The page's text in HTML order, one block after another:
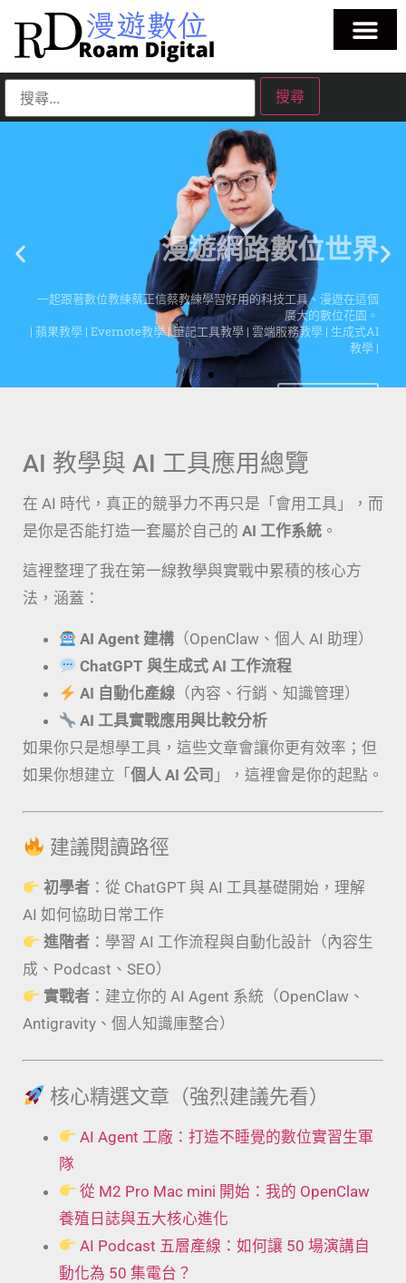
漫遊網路數位世界
一起跟著數位教練蔡正信蔡教練學習好用的科技工具、漫遊在這個
廣大的數位花園。
| 蘋果教學 | Evernote教學 | 筆記工具教學 | 雲端服務教學 | 生成式AI
點擊這裡
AI 教學與 AI 工具應用總覽
在 AI 時代，真正的競爭力不再只是「會用工具」，而
是你是否能打造一套屬於自己的 AI 工作系統 。
這裡整理了我在第一線教學與實戰中累積的核心方
法，涵蓋：
AI Agent 建構 （OpenClaw、個人 AI 助理）
ChatGPT 與生成式 AI 工作流程
AI 自動化產線 （內容、行銷、知識管理）
AI 工具實戰應用與比較分析
如果你只是想學工具，這些文章會讓你更有效率；但
如果你想建立「 個人 AI 公司 」，這裡會是你的起點。
建議閱讀路徑
初學者 ：從 ChatGPT 與 AI 工具基礎開始，理解
AI 如何協助日常工作
進階者 ：學習 AI 工作流程與自動化設計（內容生
成、Podcast、SEO）
實戰者 ：建立你的 AI Agent 系統（OpenClaw、
Antigravity、個人知識庫整合）
核心精選文章（強烈建議先看）
AI Agent 工廠：打造不睡覺的數位實習生軍
隊
從 M2 Pro Mac mini 開始：我的 OpenClaw
養殖日誌與五大核心進化
AI Podcast 五層產線：如何讓 50 場演講自
動化為 50 集電台？